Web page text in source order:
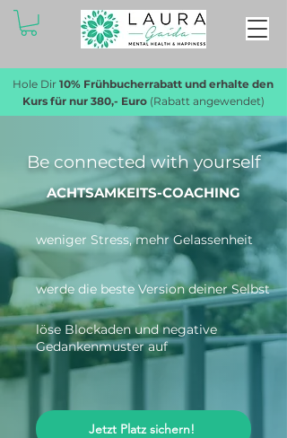
Hole Dir 10% Frühbucherrabatt und erhalte den
Kurs für nur 380,- Euro (Rabatt angewendet)
Be connected with yourself
ACHTSAMKEITS-COACHING
weniger Stress, mehr Gelassenheit
werde die beste Version deiner Selbst
löse Blockaden und negative
Gedankenmuster auf
Jetzt Platz sichern!